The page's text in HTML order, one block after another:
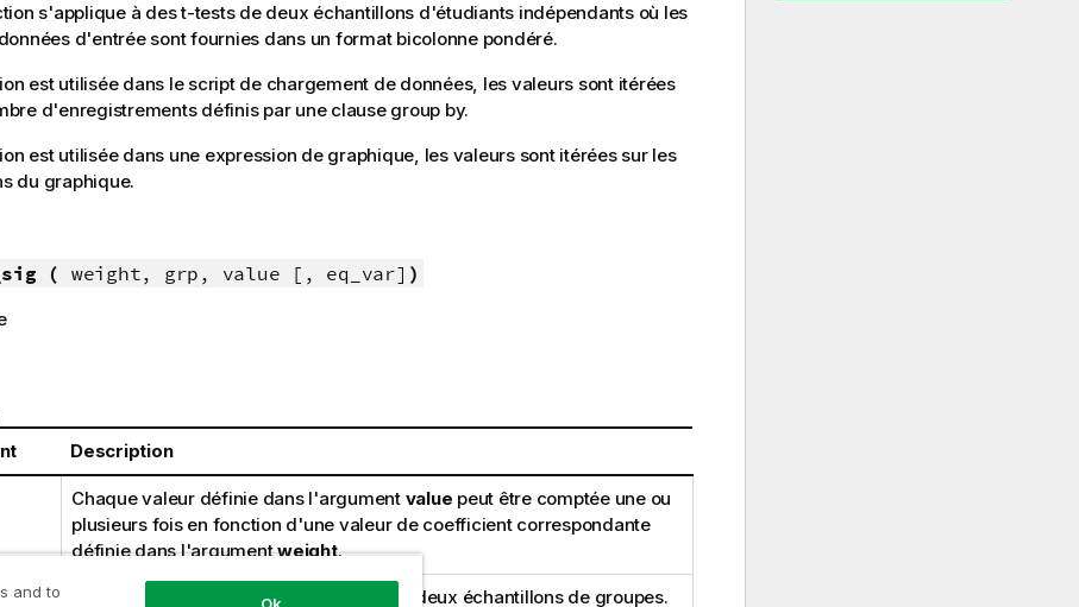
s'applique à des t-tests de deux échantillons d'étudiants indépendants où les
d'entrée sont fournies dans un format bicolonne pondéré.
est utilisée dans le script de chargement de données, les valeurs sont itérées
d'enregistrements définis par une clause group by.
est utilisée dans une expression de graphique, les valeurs sont itérées sur les
du graphique.
( weight, grp, value [, eq_var] )
Description
Chaque valeur définie dans l'argument value peut être comptée une ou
plusieurs fois en fonction d'une valeur de coefficient correspondante
définie dans l'argumentweight.
Champ contenant le nom de chacun des deux échantillons de groupes.
and to